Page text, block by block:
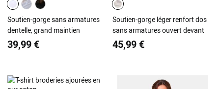
Soutien-gorge sans armatures
dentelle, grand maintien
39,99 €
Soutien-gorge léger renfort dos
sans armatures ouvert devant
45,99 €